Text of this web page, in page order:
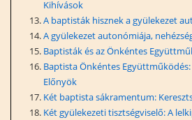
Kihívások
A baptisták hisznek a gyülekezet
A gyülekezet autonómiája,
Baptisták és az Önkéntes
Baptista Önkéntes
Előnyök
Két baptista sákramentum:
Két gyülekezeti tisztségviselő: A